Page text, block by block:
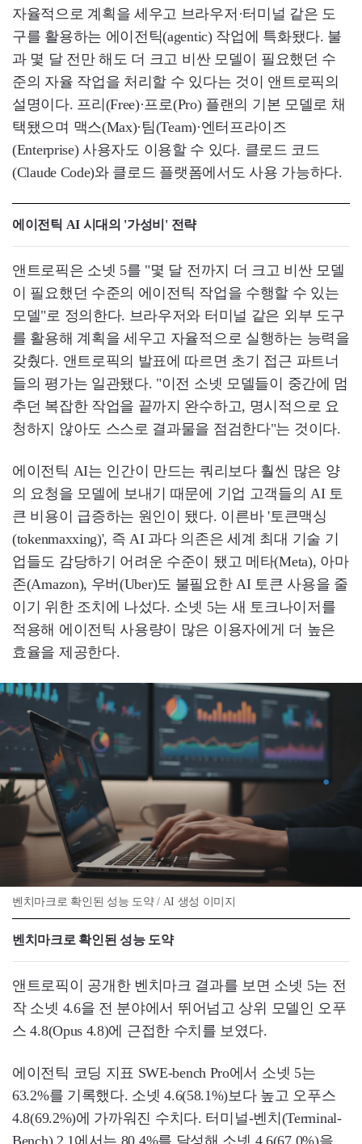
자율적으로 계획을 세우고 브라우저·터미널 같은 도
구를 활용하는 에이전틱(agentic) 작업에 특화됐다. 불
과 몇 달 전만 해도 더 크고 비싼 모델이 필요했던 수
준의 자율 작업을 처리할 수 있다는 것이 앤트로픽의
설명이다. 프리(Free)·프로(Pro) 플랜의 기본 모델로 채
택됐으며 맥스(Max)·팀(Team)·엔터프라이즈
(Enterprise) 사용자도 이용할 수 있다. 클로드 코드
(Claude Code)와 클로드 플랫폼에서도 사용 가능하다.
에이전틱 AI 시대의 '가성비' 전략
앤트로픽은 소넷 5를 "몇 달 전까지 더 크고 비싼 모델
이 필요했던 수준의 에이전틱 작업을 수행할 수 있는
모델"로 정의한다. 브라우저와 터미널 같은 외부 도구
를 활용해 계획을 세우고 자율적으로 실행하는 능력을
갖췄다. 앤트로픽의 발표에 따르면 초기 접근 파트너
들의 평가는 일관됐다. "이전 소넷 모델들이 중간에 멈
추던 복잡한 작업을 끝까지 완수하고, 명시적으로 요
청하지 않아도 스스로 결과물을 점검한다"는 것이다.
에이전틱 AI는 인간이 만드는 쿼리보다 훨씬 많은 양
의 요청을 모델에 보내기 때문에 기업 고객들의 AI 토
큰 비용이 급증하는 원인이 됐다. 이른바 '토큰맥싱
(tokenmaxxing)', 즉 AI 과다 의존은 세계 최대 기술 기
업들도 감당하기 어려운 수준이 됐고 메타(Meta), 아마
존(Amazon), 우버(Uber)도 불필요한 AI 토큰 사용을 줄
이기 위한 조치에 나섰다. 소넷 5는 새 토크나이저를
적용해 에이전틱 사용량이 많은 이용자에게 더 높은
효율을 제공한다.
벤치마크로 확인된 성능 도약 / AI 생성 이미지
벤치마크로 확인된 성능 도약
앤트로픽이 공개한 벤치마크 결과를 보면 소넷 5는 전
작 소넷 4.6을 전 분야에서 뛰어넘고 상위 모델인 오푸
스 4.8(Opus 4.8)에 근접한 수치를 보였다.
에이전틱 코딩 지표 SWE-bench Pro에서 소넷 5는
63.2%를 기록했다. 소넷 4.6(58.1%)보다 높고 오푸스
4.8(69.2%)에 가까워진 수치다. 터미널-벤치(Terminal-
Bench) 2.1에서는 80.4%를 달성해 소넷 4.6(67.0%)을